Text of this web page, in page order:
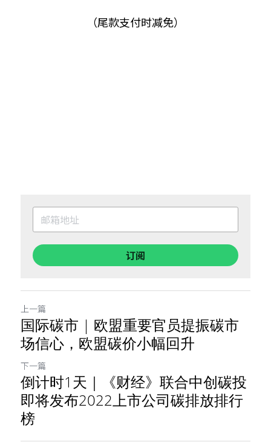
（尾款支付时减免）
订阅
上一篇
国际碳市 | 欧盟重要官员提振碳市
场信心，欧盟碳价小幅回升
下一篇
倒计时1天｜《财经》联合中创碳投
即将发布2022上市公司碳排放排行
榜